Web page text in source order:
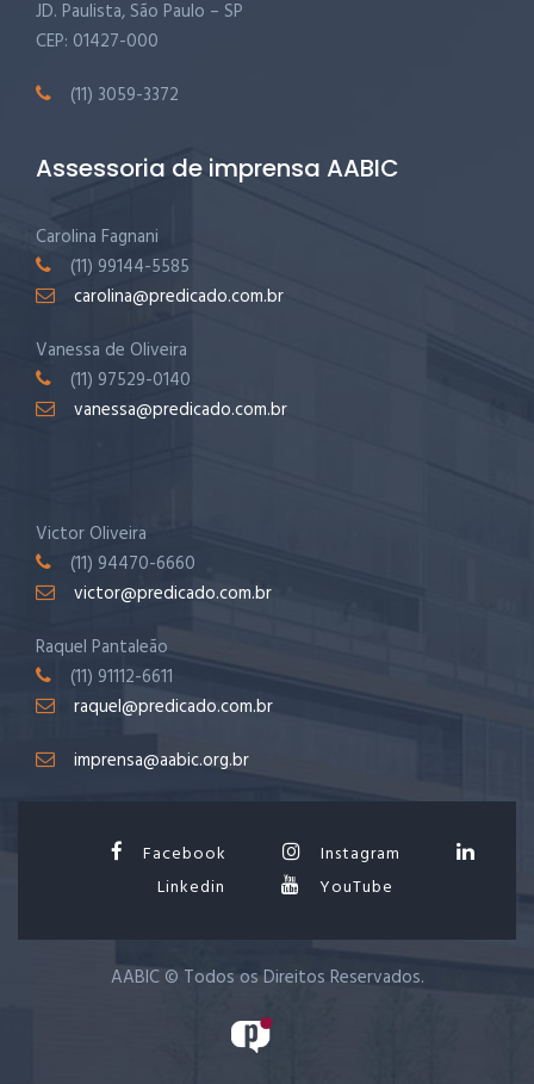
JD. Paulista, São Paulo – SP
CEP: 01427-000
(11) 3059-3372
Assessoria de imprensa AABIC
Carolina Fagnani
(11) 99144-5585
carolina@predicado.com.br
Vanessa de Oliveira
(11) 97529-0140
vanessa@predicado.com.br
Victor Oliveira
(11) 94470-6660
victor@predicado.com.br
Raquel Pantaleão
(11) 91112-6611
raquel@predicado.com.br
imprensa@aabic.org.br
Facebook
Instagram
Linkedin
YouTube
AABIC © Todos os Direitos Reservados.